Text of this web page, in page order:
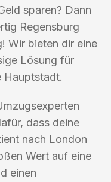
sparen? Dann
Regensburg
Wir bieten dir eine
Lösung für
Hauptstadt.
dass deine
nach London
Wert auf eine
einen